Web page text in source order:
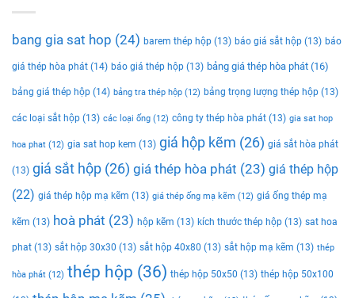
bang gia sat hop (24) barem thép hộp (13) báo giá sắt hộp (13) báo
giá thép hòa phát (14) báo giá thép hộp (13) bảng giá thép hòa phát (16)
bảng giá thép hộp (14) bảng tra thép hộp (12) bảng trọng lượng thép hộp (13)
các loại sắt hộp (13) các loại ống (12) công ty thép hòa phát (13) gia sat hop
hoa phat (12) gia sat hop kem (13) giá hộp kẽm (26) giá sắt hòa phát
(13) giá sắt hộp (26) giá thép hòa phát (23) giá thép hộp
(22) giá thép hộp mạ kẽm (13) giá thép ống mạ kẽm (12) giá ống thép mạ
kẽm (13) hoà phát (23) hộp kẽm (13) kích thước thép hộp (13) sat hoa
phat (13) sắt hộp 30x30 (13) sắt hộp 40x80 (13) sắt hộp mạ kẽm (13) thép
hòa phát (12) thép hộp (36) thép hộp 50x50 (13) thép hộp 50x100